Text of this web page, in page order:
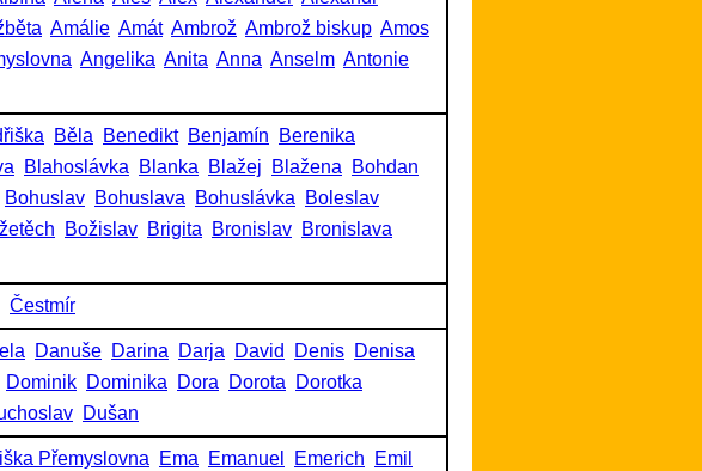
Amálie Amát Ambrož Ambrož biskup Amos
Angelika Anita Anna Anselm Antonie
Běla Benedikt Benjamín
Berenika
Blahoslávka Blanka Blažej Blažena
Bohdan
Bohuslav Bohuslava Bohuslávka
Boleslav
Božislav Brigita Bronislav Bronislava
Čestmír
Danuše Darina Darja David Denis Denisa
Dominik Dominika Dora Dorota
Dorotka
Dušan
Přemyslovna Ema Emanuel Emerich
Emil